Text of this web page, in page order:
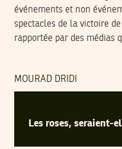
événements et non
spectacles de la victoire
rapportée par des médias
MOURAD DRIDI
Les roses, seraient-